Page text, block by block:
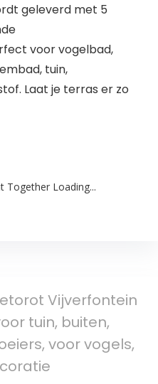
geleverd met 5
voor vogelbad,
tuin,
Laat je terras er zo
Together Loading...
Vijverfontein
tuin, buiten,
voor vogels,